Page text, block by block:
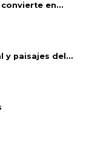
en...
y paisajes del...